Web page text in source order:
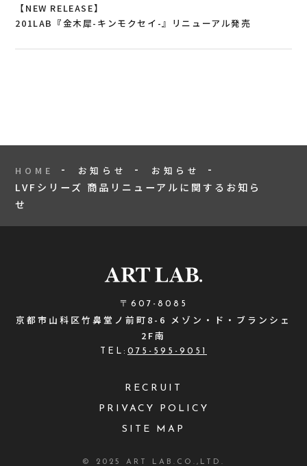
【NEW RELEASE】
201LAB『金木犀-キンモクセイ-』リニューアル発売
HOME お知らせ お知らせ
LVFシリーズ 商品リニューアルに関するお知ら
せ
〒607-8085
京都市山科区竹鼻堂ノ前町8-6 メゾン・ド・ブランシェ
2F南
TEL: 075-595-9051
RECRUIT
PRIVACY POLICY
SITE MAP
© 2025 ART LAB.CO.,LTD.